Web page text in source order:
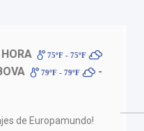
75ºF - 75ºF
79ºF - 79ºF
-
de Europamundo!